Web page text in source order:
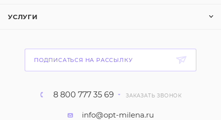
УСЛУГИ
ПОДПИСАТЬСЯ НА РАССЫЛКУ
8 800 777 35 69 ЗАКАЗАТЬ ЗВОНОК
info@opt-milena.ru